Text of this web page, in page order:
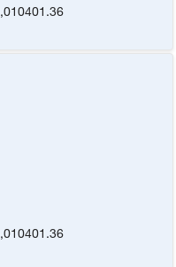
,010401.36
,010401.36